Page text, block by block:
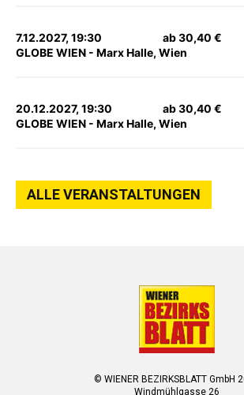
7.12.2027, 19:30
GLOBE WIEN - Marx Halle, Wien
ab 30,40 €
20.12.2027, 19:30
GLOBE WIEN - Marx Halle, Wien
ab 30,40 €
ALLE VERANSTALTUNGEN
© WIENER BEZIRKSBLATT GmbH
Windmühlgasse 26